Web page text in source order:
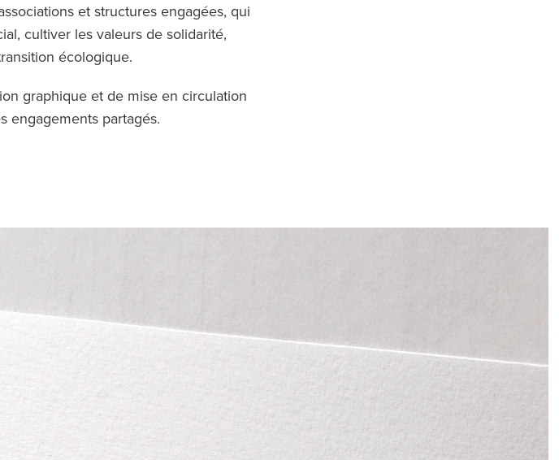
et structures engagées, qui
cultiver les valeurs de solidarité,
écologique.
graphique et de mise en circulation
engagements partagés.